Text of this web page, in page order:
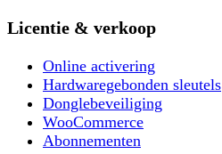
Licentie & verkoop
Online activering
Hardwaregebonden sleutels
Donglebeveiliging
WooCommerce
Abonnementen